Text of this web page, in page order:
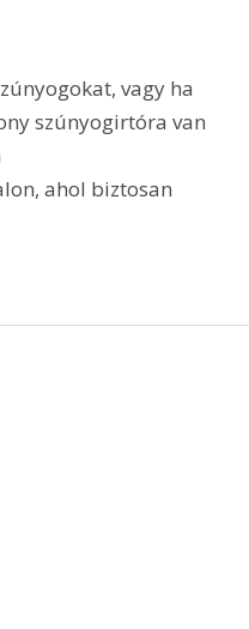
vagy ha
szúnyogirtóra van
ahol biztosan